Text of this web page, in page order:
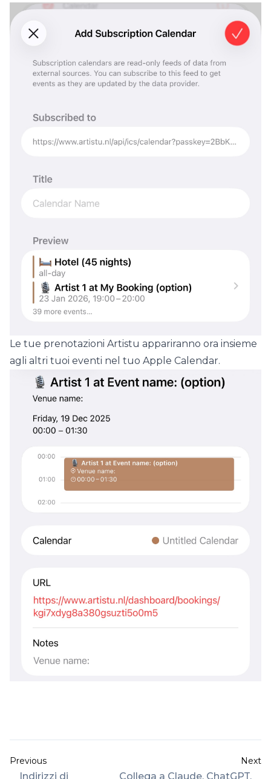
Le tue prenotazioni Artistu appariranno ora insieme
agli altri tuoi eventi nel tuo Apple Calendar.
Previous
Indirizzi di
Next
Collega a Claude, ChatGPT,